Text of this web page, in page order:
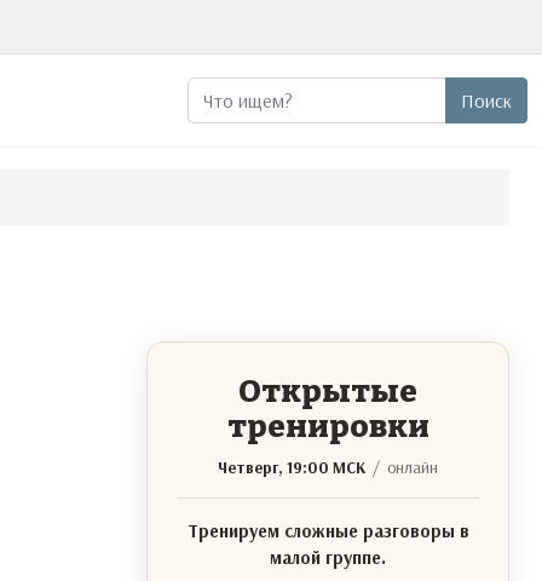
Поиск Поиск
Открытые
тренировки
Четверг, 19:00 МСК / онлайн
Тренируем сложные разговоры в
малой группе.